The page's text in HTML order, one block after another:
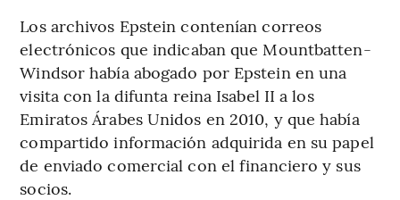
Los archivos Epstein contenían correos
electrónicos que indicaban que Mountbatten-
Windsor había abogado por Epstein en una
visita con la difunta reina Isabel II a los
Emiratos Árabes Unidos en 2010, y que había
compartido información adquirida en su papel
de enviado comercial con el financiero y sus
socios.